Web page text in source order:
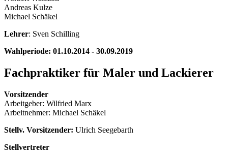
Andreas Kulze
Michael Schäkel
Lehrer: Sven Schilling
Wahlperiode: 01.10.2014 - 30.09.2019
Fachpraktiker für Maler und Lackierer
Vorsitzender
Arbeitgeber: Wilfried Marx
Arbeitnehmer: Michael Schäkel
Stellv. Vorsitzender: Ulrich Seegebarth
Stellvertreter